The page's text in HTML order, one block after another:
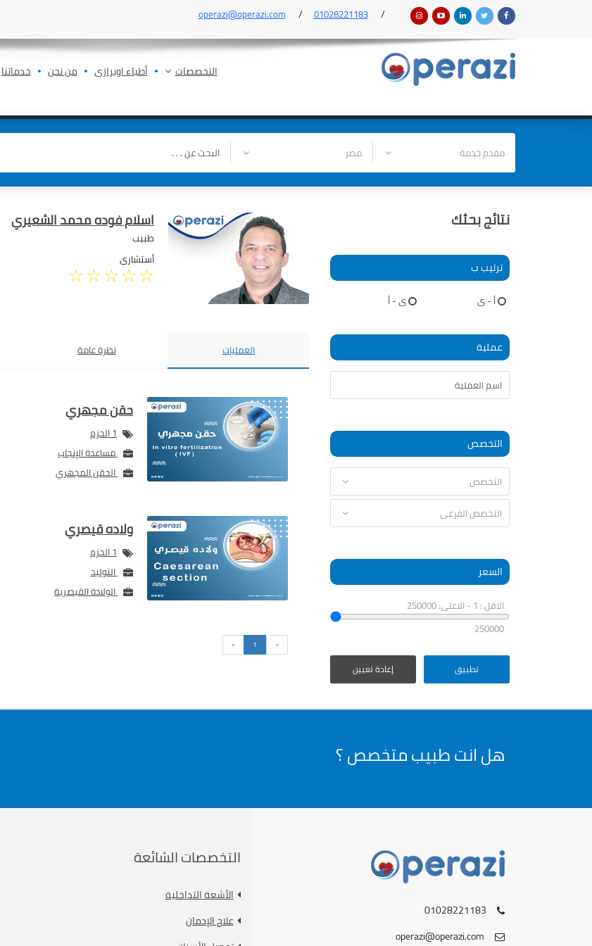
operazi@operazi.com 01028221183
التخصصات أطباء اوبرازى من نحن خدماتنا
نتائج بحثك
ترتيب ب
أ - ى ى - أ
عملية
التخصص
السعر
الاقل : 1 - الاعلى: 250000
250000
إعادة تعيين تطبيق
اسلام فوده محمد الشعيري
طبيب
أستشارى
☆☆☆☆☆
العمليات نظرة عامة
حقن مجهري
1 الحزم
مساعدة الإنجاب
الحقن المجهري
ولاده قيصري
1 الحزم
التوليد
الولادة القيصرية
«السابق 1
»التالى
هل انت طبيب متخصص ؟
01028221183
operazi@operazi.com
التخصصات الشائعة
الأشعة التداخلية
علاج الإدمان